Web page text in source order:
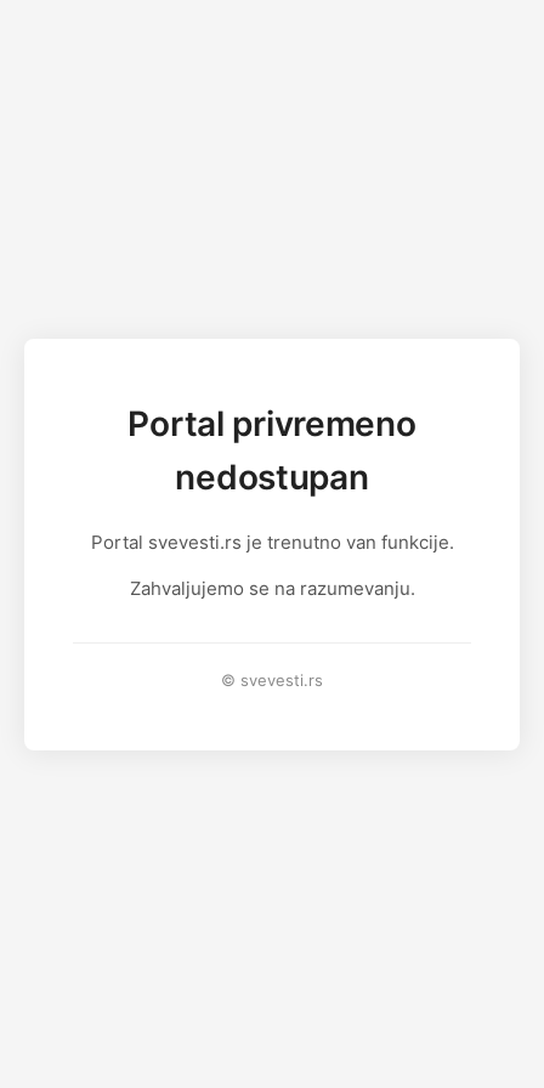
Portal privremeno
nedostupan
Portal svevesti.rs je trenutno van funkcije.
Zahvaljujemo se na razumevanju.
© svevesti.rs